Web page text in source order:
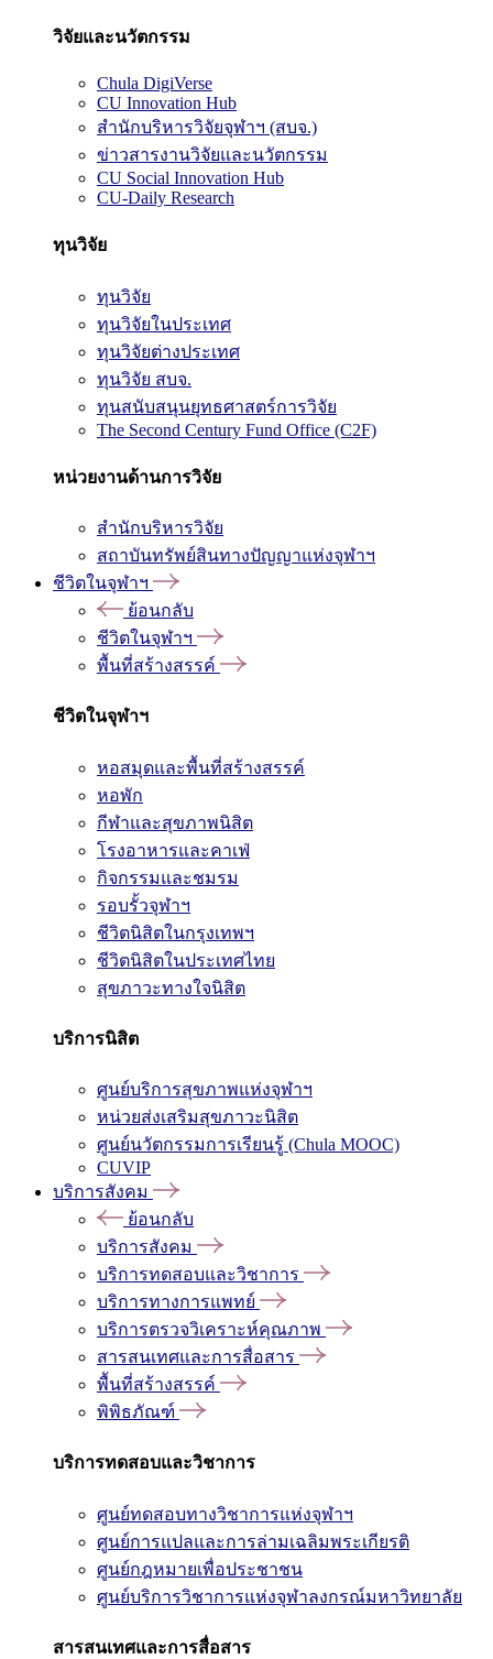
วิจัยและนวัตกรรม
Chula DigiVerse
CU Innovation Hub
สำนักบริหารวิจัยจุฬาฯ (สบจ.)
ข่าวสารงานวิจัยและนวัตกรรม
CU Social Innovation Hub
CU-Daily Research
ทุนวิจัย
ทุนวิจัย
ทุนวิจัยในประเทศ
ทุนวิจัยต่างประเทศ
ทุนวิจัย สบจ.
ทุนสนับสนุนยุทธศาสตร์การวิจัย
The Second Century Fund Office (C2F)
หน่วยงานด้านการวิจัย
สำนักบริหารวิจัย
สถาบันทรัพย์สินทางปัญญาแห่งจุฬาฯ
ชีวิตในจุฬาฯ
ย้อนกลับ
ชีวิตในจุฬาฯ
พื้นที่สร้างสรรค์
ชีวิตในจุฬาฯ
หอสมุดและพื้นที่สร้างสรรค์
หอพัก
กีฬาและสุขภาพนิสิต
โรงอาหารและคาเฟ่
กิจกรรมและชมรม
รอบรั้วจุฬาฯ
ชีวิตนิสิตในกรุงเทพฯ
ชีวิตนิสิตในประเทศไทย
สุขภาวะทางใจนิสิต
บริการนิสิต
ศูนย์บริการสุขภาพแห่งจุฬาฯ
หน่วยส่งเสริมสุขภาวะนิสิต
ศูนย์นวัตกรรมการเรียนรู้ (Chula MOOC)
CUVIP
บริการสังคม
ย้อนกลับ
บริการสังคม
บริการทดสอบและวิชาการ
บริการทางการแพทย์
บริการตรวจวิเคราะห์คุณภาพ
สารสนเทศและการสื่อสาร
พื้นที่สร้างสรรค์
พิพิธภัณฑ์
บริการทดสอบและวิชาการ
ศูนย์ทดสอบทางวิชาการแห่งจุฬาฯ
ศูนย์การแปลและการล่ามเฉลิมพระเกียรติ
ศูนย์กฎหมายเพื่อประชาชน
ศูนย์บริการวิชาการแห่งจุฬาลงกรณ์มหาวิทยาลัย
สารสนเทศและการสื่อสาร